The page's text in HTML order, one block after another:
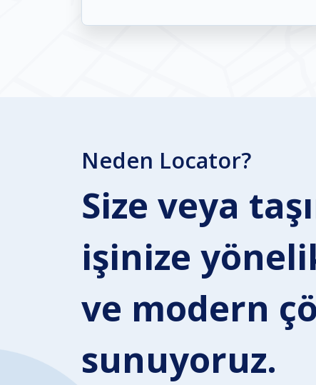
Neden Locator?
Size veya
işinize
ve modern
sunuyoruz.